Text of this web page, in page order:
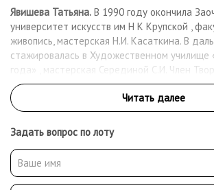
Явишева Татьяна. В 1990 году окончила
университет искусств им Н К Крупской ,
живопись, мастерская Н.И. Касаткина. В
стажировалась в Художественном училище
года» , мастерская Серединой С.И. Член
художников России, Творческого союза
художников. Живет и работает в Москве.
натюрморта, пейзажа, портрета. Работы
коллекция России , Франции, Германии
Болгарии. Принимала участие более чем в
персональных выставках в России и за
Задать вопрос по лоту